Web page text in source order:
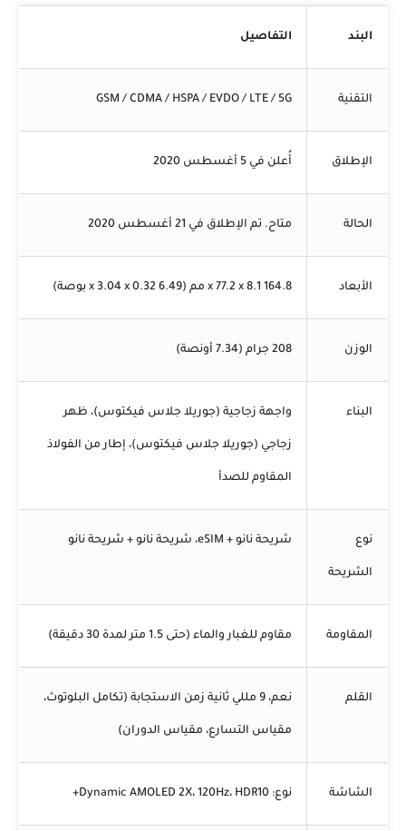
البند التفاصيل
التقنية GSM / CDMA / HSPA / EVDO / LTE / 5G
الإطلاق أُعلن في 5 أغسطس 2020
الحالة متاح. تم الإطلاق في 21 أغسطس 2020
الأبعاد 164.8 x 77.2 x 8.1 مم (6.49 x 3.04 x 0.32 بوصة)
الوزن 208 جرام (7.34 أونصة)
البناء واجهة زجاجية (جوريلا جلاس فيكتوس)، ظهر
زجاجي (جوريلا جلاس فيكتوس)، إطار من الفولاذ
المقاوم للصدأ
نوع
الشريحة
شريحة نانو + eSIM، شريحة نانو + شريحة نانو
المقاومة مقاوم للغبار والماء (حتى 1.5 متر لمدة 30 دقيقة)
القلم نعم، 9 مللي ثانية زمن الاستجابة (تكامل البلوتوث،
مقياس التسارع، مقياس الدوران)
الشاشة نوع: Dynamic AMOLED 2X، 120Hz، HDR10+